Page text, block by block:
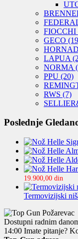
FIOCCHI
GECO
LAPUA
NORMA
PPU (20)
RWS (7)
Poslednje
19.900,00 din
Termovizijski
Dostupni radnim
14:00 Imate pitanje?